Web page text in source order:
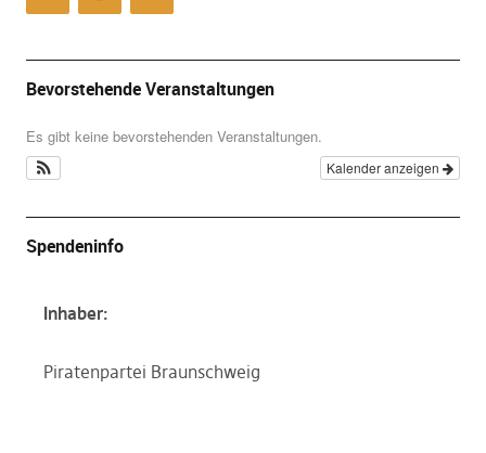
Bevorstehende Veranstaltungen
Es gibt keine bevorstehenden Veranstaltungen.
Kalender anzeigen
Spendeninfo
Inhaber:
Piratenpartei Braunschweig